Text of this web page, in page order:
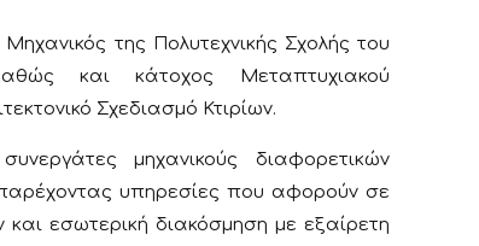
Μηχανικός της Πολυτεχνικής Σχολής του
και κάτοχος Μεταπτυχιακού
Σχεδιασμό Κτιρίων.
μηχανικούς διαφορετικών
παρέχοντας υπηρεσίες που αφορούν σε
και εσωτερική διακόσμηση με εξαίρετη